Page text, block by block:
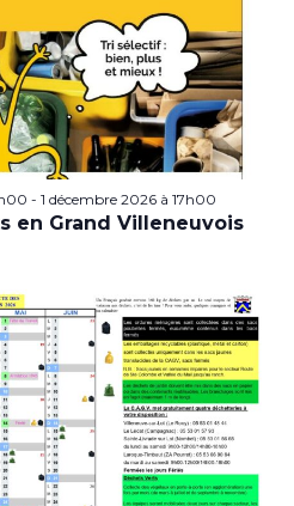
- 1 décembre 2026 à 17h00
en Grand Villeneuvois